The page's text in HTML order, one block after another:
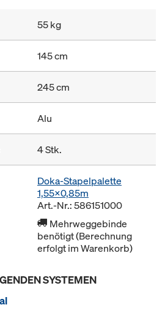
55 kg
145 cm
245 cm
Alu
4 Stk.
Doka-Stapelpalette
1,55x0,85m
Art.-Nr.: 586151000
Mehrweggebinde
benötigt (Berechnung
erfolgt im Warenkorb)
SYSTEMEN